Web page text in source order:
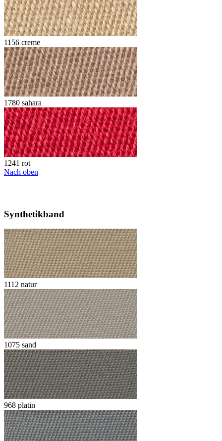
1156 creme
1780 sahara
1241 rot
Nach oben
Synthetikband
1112 natur
1075 sand
968 platin